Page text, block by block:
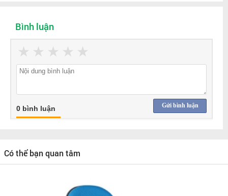
Bình luận
★
★
★
★
★
Gửi bình luận
0 bình luận
Có thể bạn quan tâm